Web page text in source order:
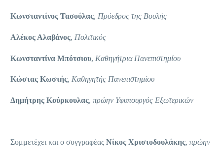
Κωνσταντίνος Τασούλας, Πρόεδρος της Βουλής
Αλέκος Αλαβάνος, Πολιτικός
Κωνσταντίνα Μπότσιου, Καθηγήτρια Πανεπιστημίου
Κώστας Κωστής, Καθηγητής Πανεπιστημίου
Δημήτρης Κούρκουλας, πρώην Υφυπουργός Εξωτερικών
Συμμετέχει και ο συγγραφέας Νίκος Χριστοδουλάκης, πρώην